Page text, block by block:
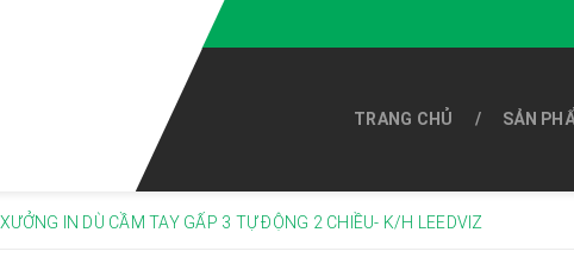
TRANG CHỦ SẢN
XƯỞNG IN DÙ CẦM TAY GẤP 3 TỰ ĐỘNG 2 CHIỀU- K/H LEEDVIZ